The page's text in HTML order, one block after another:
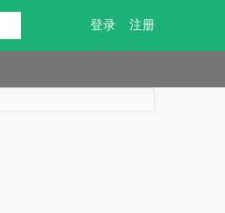
登录 注册